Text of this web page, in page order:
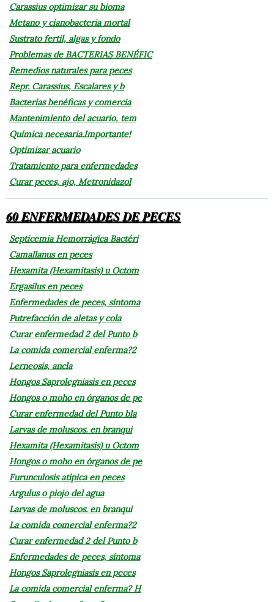
Carassius optimizar su bioma
Metano y cianobacteria mortal
Sustrato fertil, algas y fondo
Problemas de BACTERIAS BENÉFIC
Remedios naturales para peces
Repr. Carassius, Escalares y b
Bacterias benéficas y comercia
Mantenimiento del acuario, tem
Química necesaria.Importante!
Optimizar acuario
Tratamiento para enfermedades
Curar peces, ajo, Metronidazol
60 ENFERMEDADES DE PECES
Septicemia Hemorrágica Bactéri
Camallanus en peces
Hexamita (Hexamitasis) u Octom
Ergasilus en peces
Enfermedades de peces, síntoma
Putrefacción de aletas y cola
Curar enfermedad 2 del Punto b
La comida comercial enferma?2
Lerneosis, ancla
Hongos Saprolegniasis en peces
Hongos o moho en órganos de pe
Curar enfermedad del Punto bla
Larvas de moluscos. en branqui
Hexamita (Hexamitasis) u Octom
Hongos o moho en órganos de pe
Furunculosis atípica en peces
Argulus o piojo del agua
Larvas de moluscos. en branqui
La comida comercial enferma?2
Curar enfermedad 2 del Punto b
Enfermedades de peces, síntoma
Hongos Saprolegniasis en peces
La comida comercial enferma? H